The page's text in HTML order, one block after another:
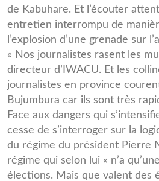
de Kabuhare. Et l’écouter
entretien interrompu de
l’explosion d’une grenade sur
« Nos journalistes rasent les
directeur d’IWACU. Et les
journalistes en province
Bujumbura car ils sont très
Face aux dangers qui
cesse de s’interroger sur la
du régime du président Pierre
régime qui selon lui « n’a
élections. Mais que valent des